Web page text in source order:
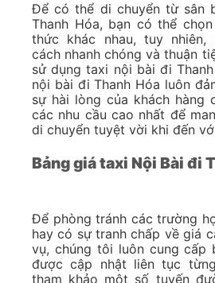
Để có thể di chuyển từ sân
Thanh Hóa, bạn có thể
thức khác nhau, tuy nhiên,
cách nhanh chóng và thuận
sử dụng taxi nội bài đi
nội bài đi Thanh Hóa luôn
sự hài lòng của khách hàng
các nhu cầu cao nhất để
di chuyển tuyệt vời khi đến
Bảng giá taxi Nội Bài đi
Để phòng tránh các trường
hay có sự tranh chấp về giá
vụ, chúng tôi luôn cung cấp
được cập nhật liên tục
tham khảo một số tuyến